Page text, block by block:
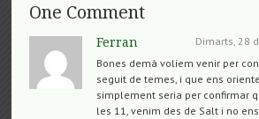
One Comment
Ferran
Dimarts, 28
Bones demà voliem venir per
seguit de temes, i que ens
simplement seria per confirmar
les 11, venim des de Salt i no